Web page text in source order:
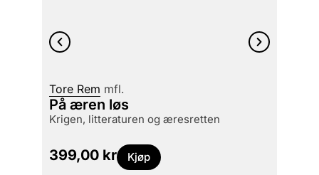
Tore Rem mfl.
På æren løs
krigen, litteraturen og æresretten
399,00 kr Kjøp